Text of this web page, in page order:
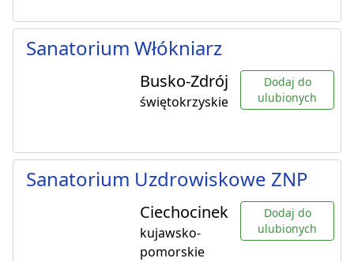
Sanatorium Włókniarz
Busko-Zdrój
świętokrzyskie
Dodaj do
ulubionych
Sanatorium Uzdrowiskowe ZNP
Ciechocinek
kujawsko-
pomorskie
Dodaj do
ulubionych